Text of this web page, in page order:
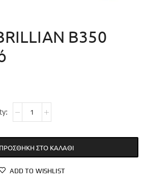
B350
ΠΡΟΣΘΉΚΗ ΣΤΟ ΚΑΛΆΘΙ
ADD TO WISHLIST